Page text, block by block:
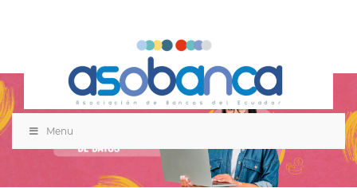
Menu